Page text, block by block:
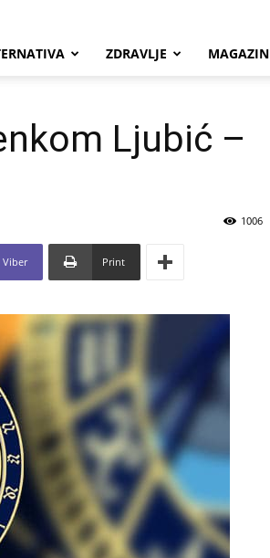
ZDRAVLJE MAGAZIN
Ljubić –
1006
Viber Print